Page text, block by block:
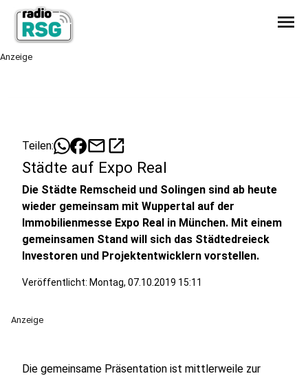
menu
Anzeige
Teilen: mailopen_in_new
Städte auf Expo Real
Die Städte Remscheid und Solingen sind ab heute
wieder gemeinsam mit Wuppertal auf der
Immobilienmesse Expo Real in München. Mit einem
gemeinsamen Stand will sich das Städtedreieck
Investoren und Projektentwicklern vorstellen.
Veröffentlicht: Montag, 07.10.2019 15:11
Anzeige
Die gemeinsame Präsentation ist mittlerweile zur